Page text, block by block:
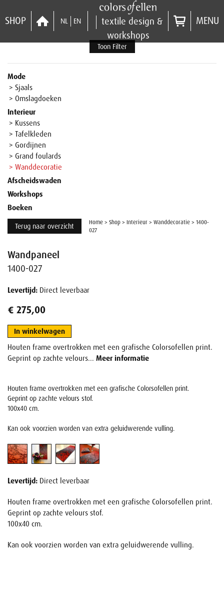
SHOP NL EN
textile design &
workshops
MENU
Toon Filter
Mode
> Sjaals
> Omslagdoeken
Interieur
> Kussens
> Tafelkleden
> Gordijnen
> Grand foulards
> Wanddecoratie
Afscheidswaden
Workshops
Boeken
Terug naar overzicht Home > Shop > Interieur > Wanddecoratie > 1400-
027
Wandpaneel
1400-027
Levertijd: Direct leverbaar
€ 275,00
In winkelwagen
Houten frame overtrokken met een grafische Colorsofellen print.
Geprint op zachte velours... Meer informatie
Houten frame overtrokken met een grafische Colorsofellen print.
Geprint op zachte velours stof.
100x40 cm.
Kan ook voorzien worden van extra geluidwerende vulling.
Levertijd: Direct leverbaar
Houten frame overtrokken met een grafische Colorsofellen print.
Geprint op zachte velours stof.
100x40 cm.
Kan ook voorzien worden van extra geluidwerende vulling.